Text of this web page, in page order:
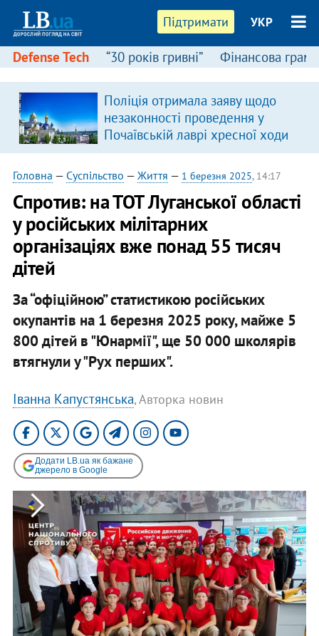
Підтримати УКР
Defense Tech “30 років гривні” Фінансова
Поліція отримала заяву щодо
незаконності проведення у
Почаївській лаврі хресної ходи
Головна — Суспільство — Життя — 1 березня 2025, 14:17
Спротив: на ТОТ Луганської області
у російських мілітарних
організаціях вже понад 55 тисяч
дітей
За “офіційною” статистикою російських
окупантів на 1 березня 2025 року, майже 5
800 дітей в "Юнармії", ще 50 000 школярів
втягнули у "Рух перших".
Іванна Капустянська, Авторка новин
Додати LB.ua як бажане
джерело в Google